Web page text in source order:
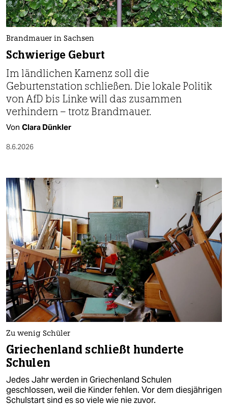
nord
wahrheit
verlag
verlag
veranstaltungen
shop
fragen & hilfe
abo
genossenschaft
epaper login
Brandmauer in Sachsen
Schwierige Geburt
Im ländlichen Kamenz soll die
Geburtenstation schließen. Die lokale Politik
von AfD bis Linke will das zusammen
verhindern – trotz Brandmauer.
Von Clara Dünkler
8.6.2026
Zu wenig Schüler
Griechenland schließt hunderte
Schulen
Jedes Jahr werden in Griechenland Schulen
geschlossen, weil die Kinder fehlen. Vor dem diesjährigen
Schulstart sind es so viele wie nie zuvor.